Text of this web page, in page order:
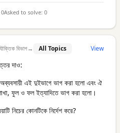
0Asked to solve: 0
বিভাগ→ All Topics View
দাও:
অব্যবসায়ী এই দুইভাগে ভাগ করা হলো এবং ঐ
ফুল ও ফল ইত্যাদিতে ভাগ করা হলো।
নিচের কোনটিকে নির্দেশ করে?